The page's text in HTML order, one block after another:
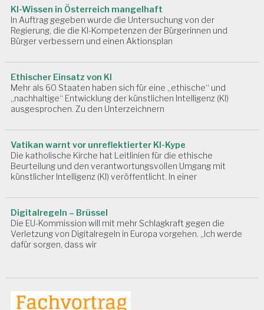
R
2
0
1
R
B
E
I
P
S
Y
C
L
O
G
E
R
E
KI-Wissen in Österreich mangelhaft
In Auftrag gegeben wurde die Untersuchung von der
Regierung, die die KI-Kompetenzen der Bürgerinnen und
Bürger verbessern und einen Aktionsplan
Ethischer Einsatz von KI
Mehr als 60 Staaten haben sich für eine „ethische“ und
„nachhaltige“ Entwicklung der künstlichen Intelligenz (KI)
ausgesprochen. Zu den Unterzeichnern
Vatikan warnt vor unreflektierter KI-Kype
Die katholische Kirche hat Leitlinien für die ethische
Beurteilung und den verantwortungsvollen Umgang mit
künstlicher Intelligenz (KI) veröffentlicht. In einer
Digitalregeln – Brüssel
Die EU-Kommission will mit mehr Schlagkraft gegen die
Verletzung von Digitalregeln in Europa vorgehen. „Ich werde
dafür sorgen, dass wir